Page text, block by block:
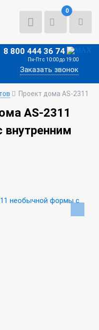
0
8 800 444 36 74
Пн-Пт с 10:00 до 19:00
Заказать звонок
Проект дома AS-2311
AS-2311